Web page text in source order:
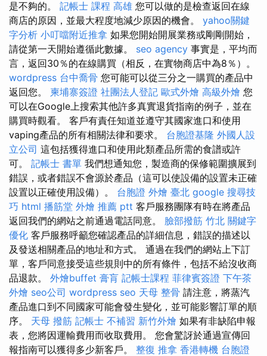
是不夠的。 記帳士 課程 高雄 您可以做的是檢查返回在線
商店的原因，並最大程度地減少原因的機會。 yahoo關鍵
字分析 小叮噹附近推拿 如果您開始開展業務或剛剛開始，
請從第一天開始遵循此數據。 seo agency 事實是，平均而
言，返回30％的在線購買（相反，在實物商店中為8％）。
wordpress 台中喬骨 您可能可以從三分之一購買的產品中
返回您。 柬埔寨簽證 社團法人登記 歐式外燴 高級外燴 您
可以在Google上搜索其他許多真實退貨指南的例子，並在
購買時觀看。 客戶有責任知道並遵守其國家進口和使用
vaping產品的所有相關法律和要求。 台胞證基隆 外國人設
立公司 這包括獲得進口和使用此類產品所需的食譜或許
可。 記帳士 書單 我們想通知您，製造商的保修範圍擴展到
錯誤，或者錯誤不會源於產品（這可以使設備的設置未正確
設置以正確使用設備）。 台胞證 外燴 臺北 google 搜尋技
巧 html 播筋堂 外燴 推薦 ptt 客戶服務團隊有時在將產品
返回我們的網站之前通過電話同意。 臉部撥筋 竹北 關鍵字
優化 客戶服務呼籲您確認產品的詳細信息，錯誤的描述以
及發送相關產品的地址和方式。 通過在我們的網站上下訂
單，客戶同意接受這些規則中的所有條件，包括不給沒收商
品退款。 外燴buffet 膏肓 記帳士課程 菲律賓簽證 下午茶
外燴 seo公司 wordpress seo 天母 整骨 請注意，將蒸汽
產品進口到不同國家可能會發生變化，並可能影響訂單的順
序。 天母 撥筋 記帳士 不補習 新竹外燴 如果有非缺陷申報
表，您將因運輸費用而收取費用。 您會驚訝於通過宣傳回
報指南可以獲得多少新客戶。 整復 推拿 香港轉機 台胞證